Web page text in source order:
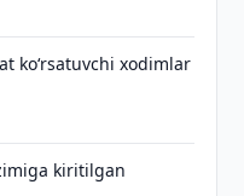
koʻrsatuvchi xodimlar
kiritilgan